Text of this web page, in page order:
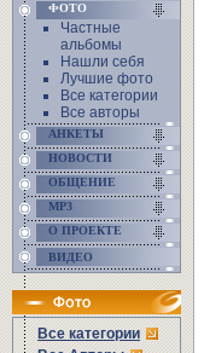
ФОТО
Частные
альбомы
Нашли себя
Лучшие фото
Все категории
Все авторы
АНКЕТЫ
НОВОСТИ
ОБЩЕНИЕ
MP3
О ПРОЕКТЕ
ВИДЕО
Все категории